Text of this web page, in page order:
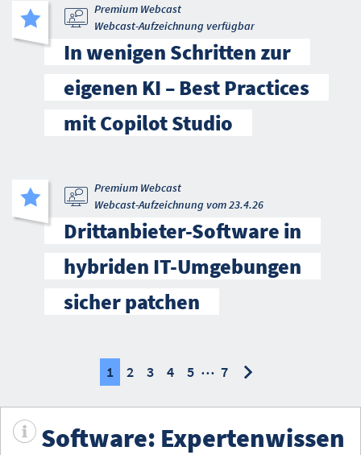
Premium Webcast
Webcast-Aufzeichnung verfügbar
In wenigen Schritten zur
eigenen KI – Best Practices
mit Copilot Studio
Premium Webcast
Webcast-Aufzeichnung vom 23.4.26
Drittanbieter-Software in
hybriden IT-Umgebungen
sicher patchen
1 2 3 4 5 … 7nächste
Software: Expertenwissen